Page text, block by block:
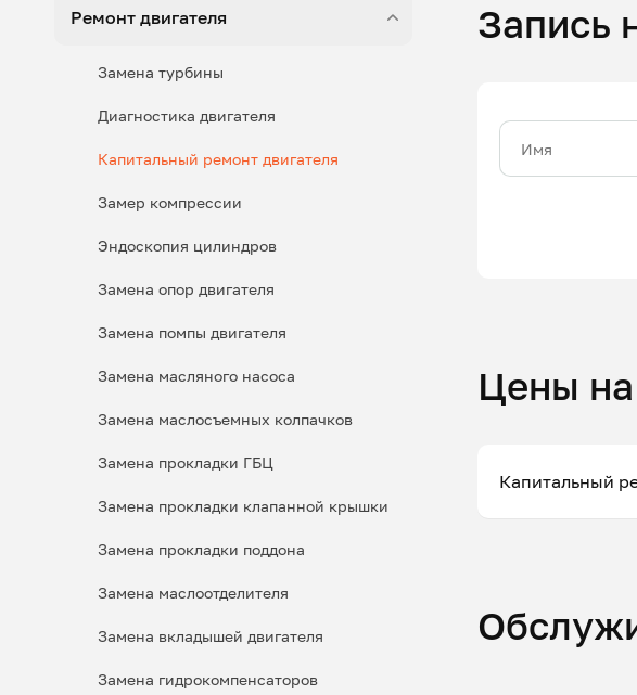
Ремонт двигателя
Замена турбины
Диагностика двигателя
Капитальный ремонт двигателя
Замер компрессии
Эндоскопия цилиндров
Замена опор двигателя
Замена помпы двигателя
Замена масляного насоса
Замена маслосъемных колпачков
Замена прокладки ГБЦ
Замена прокладки клапанной крышки
Замена прокладки поддона
Замена маслоотделителя
Замена вкладышей двигателя
Замена гидрокомпенсаторов
Запись
Имя
Цены на
Капитальный